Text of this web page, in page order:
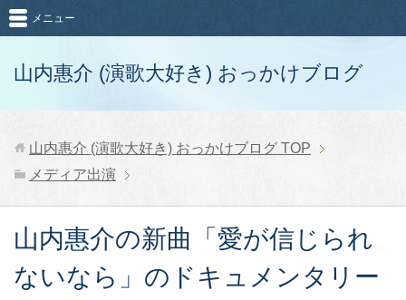
山内惠介 (演歌大好き) おっかけブログ
メニュー
山内惠介 (演歌大好き) おっかけブログ TOP
メディア出演
山内惠介の新曲「愛が信じられ
ないなら」のドキュメンタリー